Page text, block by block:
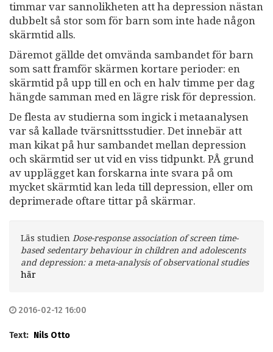
timmar var sannolikheten att ha depression nästan
dubbelt så stor som för barn som inte hade någon
skärmtid alls.
Däremot gällde det omvända sambandet för barn
som satt framför skärmen kortare perioder: en
skärmtid på upp till en och en halv timme per dag
hängde samman med en lägre risk för depression.
De flesta av studierna som ingick i metaanalysen
var så kallade tvärsnittsstudier. Det innebär att
man kikat på hur sambandet mellan depression
och skärmtid ser ut vid en viss tidpunkt. PÅ grund
av upplägget kan forskarna inte svara på om
mycket skärmtid kan leda till depression, eller om
deprimerade oftare tittar på skärmar.
Läs studien Dose-response association of screen time-
based sedentary behaviour in children and adolescents
and depression: a meta-analysis of observational studies
här
2016-02-12 16:00
Text: Nils Otto